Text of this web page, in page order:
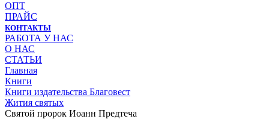
ОПТ
ПРАЙС
КОНТАКТЫ
РАБОТА У НАС
О НАС
СТАТЬИ
Главная
Книги
Книги издательства Благовест
Жития святых
Святой пророк Иоанн Предтеча